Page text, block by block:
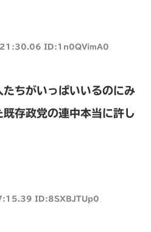
ID:1n0QVimA0
ちがいっぱいいるのにみ
存政党の連中本当に許し
ID:8SXBJTUp0